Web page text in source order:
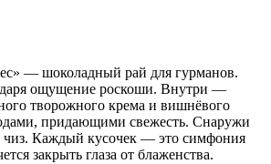
— шоколадный рай для гурманов.
даря ощущение роскоши. Внутри —
творожного крема и вишнёвого
придающими свежесть. Снаружи
Каждый кусочек — это симфония
закрыть глаза от блаженства.